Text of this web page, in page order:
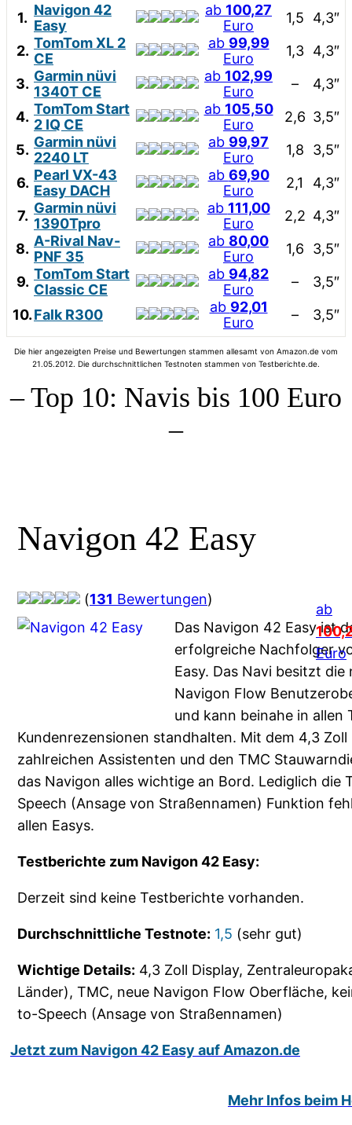
1. Navigon 42
Easy
ab 100,27
Euro
1,5
4,3″
2. TomTom XL 2
CE
ab 99,99
Euro
1,3 4,3″
3. Garmin nüvi
1340T CE
ab 102,99
Euro
–
4,3″
4. TomTom Start
2 IQ CE
ab 105,50
Euro
2,6 3,5″
5. Garmin nüvi
2240 LT
ab 99,97
Euro
1,8
3,5″
6. Pearl VX-43
Easy DACH
ab 69,90
Euro
2,1
4,3″
7. Garmin nüvi
1390Tpro
ab 111,00
Euro
2,2 4,3″
8. A-Rival Nav-
PNF 35
ab 80,00
Euro
1,6
3,5″
9. TomTom Start
Classic CE
ab 94,82
Euro
–
3,5″
10.Falk R300 ab 92,01
Euro
– 3,5″
Die hier angezeigten Preise und Bewertungen stammen allesamt von Amazon.de vom
21.05.2012. Die durchschnittlichen Testnoten stammen von Testberichte.de.
– Top 10: Navis bis 100 Euro
–
Navigon 42 Easy
(131 Bewertungen)
ab
Euro
Das Navigon 42 Easy ist
erfolgreiche Nachfolger
Easy. Das Navi besitzt die
Navigon Flow
und kann beinahe in allen
Kundenrezensionen standhalten. Mit dem 4,3 Zoll
zahlreichen Assistenten und den TMC
das Navigon alles wichtige an Bord. Lediglich die
Speech (Ansage von Straßennamen) Funktion
allen Easys.
Testberichte zum Navigon 42 Easy:
Derzeit sind keine Testberichte vorhanden.
Durchschnittliche Testnote: 1,5 (sehr gut)
Wichtige Details: 4,3 Zoll Display,
Länder), TMC, neue Navigon Flow Oberfläche,
to-Speech (Ansage von Straßennamen)
Jetzt zum Navigon 42 Easy auf Amazon.de
Mehr Infos beim